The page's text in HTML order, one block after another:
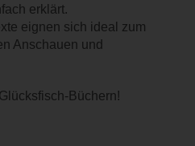
erklärt.
eignen sich ideal zum
Anschauen und
Büchern!